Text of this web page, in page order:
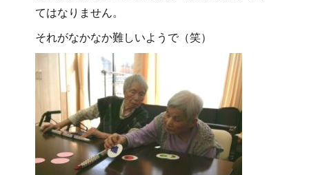
てはなりません。
それがなかなか難しいようで（笑）